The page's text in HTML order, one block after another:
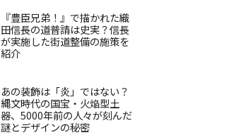
『豊臣兄弟！』で描かれた織
田信長の道普請は史実？信長
が実施した街道整備の施策を
紹介
あの装飾は「炎」ではない？
縄文時代の国宝・火焔型土
器、5000年前の人々が刻んだ
謎とデザインの秘密